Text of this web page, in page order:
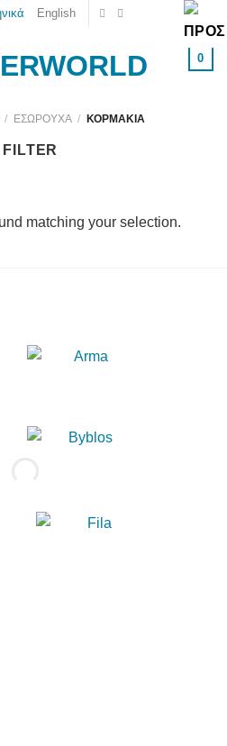
English
0
/ ΕΣΏΡΟΥΧΑ / ΚΟΡΜΆΚΙΑ
FILTER
matching your selection.